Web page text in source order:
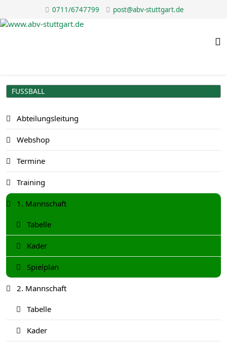
0711/6747799 post@abv-stuttgart.de
FUSSBALL
Abteilungsleitung
Webshop
Termine
Training
1. Mannschaft
Tabelle
Kader
Spielplan
2. Mannschaft
Tabelle
Kader